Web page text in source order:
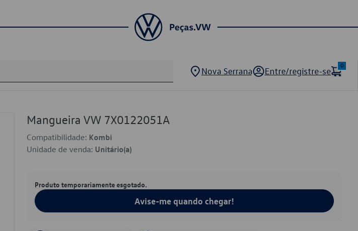
Nova Serrana Entre/registre-se
0
Mangueira VW 7X0122051A
Compatibilidade: Kombi
Unidade de venda: Unitário(a)
Produto temporariamente esgotado.
Avise-me quando chegar!